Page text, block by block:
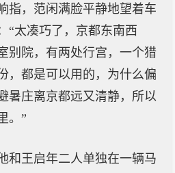
指，范闲满脸平静地望着车
“太凑巧了，京都东南西
别院，有两处行宫，一个猎
，都是可以用的，为什么偏
暑庄离京都远又清静，所以
。”
和王启年二人单独在一辆马